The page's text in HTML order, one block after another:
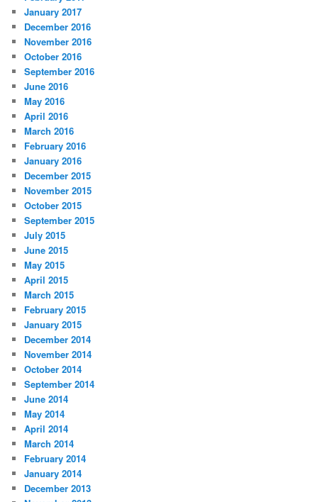
January 2017
December 2016
November 2016
October 2016
September 2016
June 2016
May 2016
April 2016
March 2016
February 2016
January 2016
December 2015
November 2015
October 2015
September 2015
July 2015
June 2015
May 2015
April 2015
March 2015
February 2015
January 2015
December 2014
November 2014
October 2014
September 2014
June 2014
May 2014
April 2014
March 2014
February 2014
January 2014
December 2013